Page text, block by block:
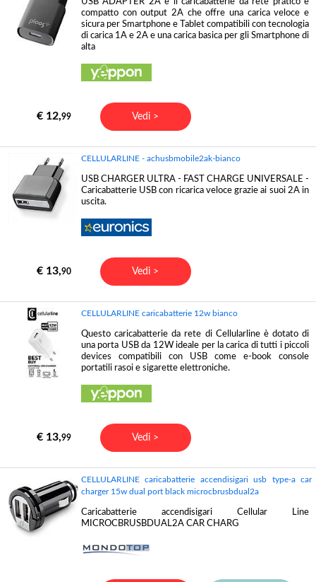
compatto con output 2A che offre una carica veloce e
sicura per Smartphone e Tablet compatibili con tecnologia
di carica 1A e 2A e una carica basica per gli Smartphone di
alta
€ 12,99 Vedi >
CELLULARLINE - achusbmobile2ak-bianco
USB CHARGER ULTRA - FAST CHARGE UNIVERSALE -
Caricabatterie USB con ricarica veloce grazie ai suoi 2A in
uscita.
€ 13,90 Vedi >
CELLULARLINE caricabatterie 12w bianco
Questo caricabatterie da rete di Cellularline è dotato di
una porta USB da 12W ideale per la carica di tutti i piccoli
devices compatibili con USB come e-book console
portatili rasoi e sigarette elettroniche.
€ 13,99 Vedi >
CELLULARLINE caricabatterie accendisigari usb type-a car
charger 15w dual port black microcbrusbdual2a
Caricabatterie accendisigari Cellular Line
MICROCBRUSBDUAL2A CAR CHARG